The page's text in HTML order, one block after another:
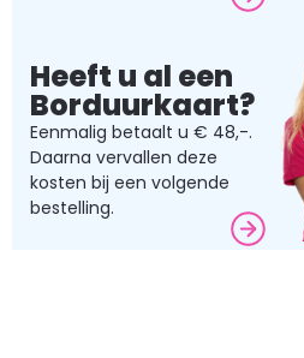
Heeft u al een
Borduurkaart?
Eenmalig betaalt u € 48,-.
Daarna vervallen deze
kosten bij een volgende
bestelling.